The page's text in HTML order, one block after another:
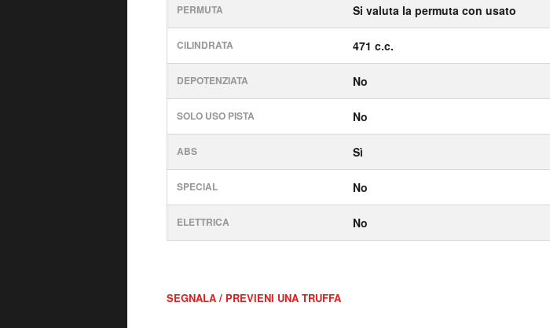
PERMUTA Si valuta la permuta con usato
CILINDRATA 471 c.c.
DEPOTENZIATA No
SOLO USO PISTA No
ABS Sì
SPECIAL No
ELETTRICA No
SEGNALA / PREVIENI UNA TRUFFA